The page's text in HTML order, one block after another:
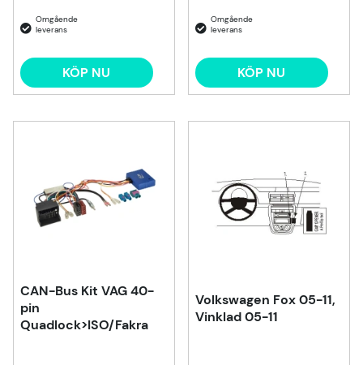
KÖP NU KÖP NU
CAN-Bus Kit VAG 40-
pin
Quadlock>ISO/Fakra
Volkswagen Fox 05-11,
Vinklad 05-11